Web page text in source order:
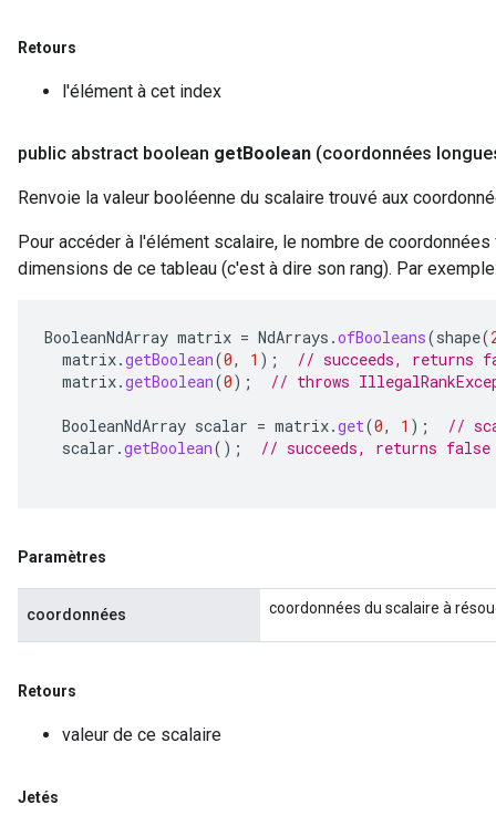
Retours
l'élément à cet index
public abstract boolean getBoolean (coordonnées
Renvoie la valeur booléenne du scalaire trouvé aux
Pour accéder à l'élément scalaire, le nombre de
dimensions de ce tableau (c'est à dire son rang). Par
BooleanNdArray matrix = NdArrays .ofBooleans(shape(
matrix.getBoolean(0, 1 );
// succeeds, returns
matrix.getBoolean(0); // throws
BooleanNdArray scalar = matrix.get(0, 1 );
//
scalar .getBoolean(); // succeeds, returns false
Paramètres
coordonnées coordonnées du scalaire à
Retours
valeur de ce scalaire
Jetés